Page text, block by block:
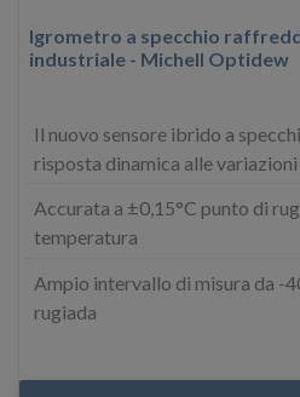
Igrometro a specchio
industriale - Michell Optidew
Il nuovo sensore ibrido a
risposta dinamica alle
Accurata a ±0,15°C punto di
temperatura
Ampio intervallo di misura da -
rugiada